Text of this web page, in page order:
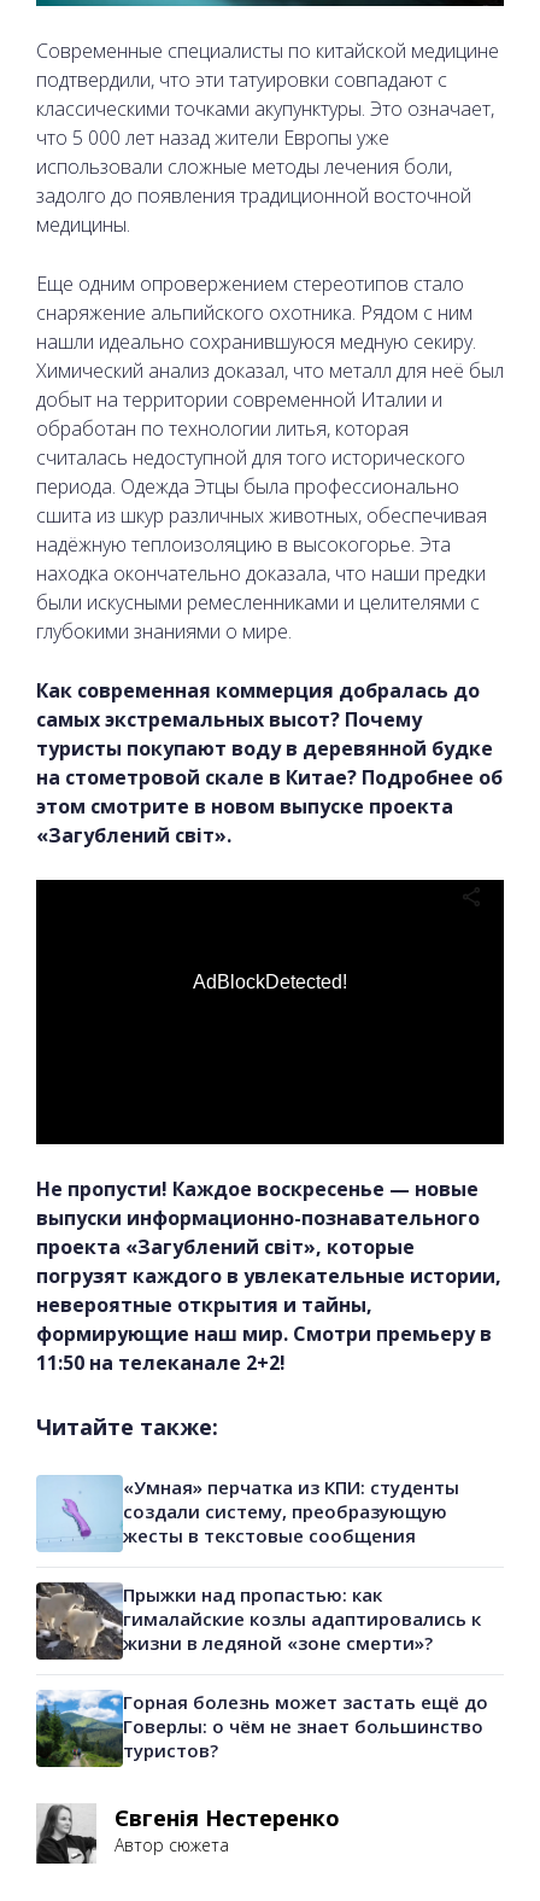
Современные специалисты по китайской медицине
подтвердили, что эти татуировки совпадают с
классическими точками акупунктуры. Это означает,
что 5 000 лет назад жители Европы уже
использовали сложные методы лечения боли,
задолго до появления традиционной восточной
медицины.
Еще одним опровержением стереотипов стало
снаряжение альпийского охотника. Рядом с ним
нашли идеально сохранившуюся медную секиру.
Химический анализ доказал, что металл для неё был
добыт на территории современной Италии и
обработан по технологии литья, которая
считалась недоступной для того исторического
периода. Одежда Этцы была профессионально
сшита из шкур различных животных, обеспечивая
надёжную теплоизоляцию в высокогорье. Эта
находка окончательно доказала, что наши предки
были искусными ремесленниками и целителями с
глубокими знаниями о мире.
Как современная коммерция добралась до
самых экстремальных высот? Почему
туристы покупают воду в деревянной будке
на стометровой скале в Китае? Подробнее об
этом смотрите в новом выпуске проекта
«Загублений світ».
AdBlockDetected!
Не пропусти! Каждое воскресенье — новые
выпуски информационно-познавательного
проекта «Загублений світ», которые
погрузят каждого в увлекательные истории,
невероятные открытия и тайны,
формирующие наш мир. Смотри премьеру в
11:50 на телеканале 2+2!
Читайте также:
«Умная» перчатка из КПИ: студенты
создали систему, преобразующую
жесты в текстовые сообщения
Прыжки над пропастью: как
гималайские козлы адаптировались к
жизни в ледяной «зоне смерти»?
Горная болезнь может застать ещё до
Говерлы: о чём не знает большинство
туристов?
Євгенія Нестеренко
Автор сюжета